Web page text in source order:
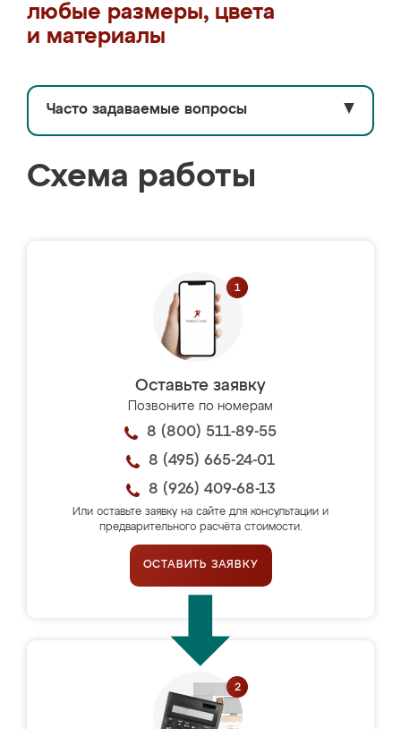
любые размеры, цвета
и материалы
Часто задаваемые вопросы ▼
Схема работы
Оставьте заявку
Позвоните по номерам
8 (800) 511-89-55
8 (495) 665-24-01
8 (926) 409-68-13
Или оставьте заявку на сайте для консультации и
предварительного расчёта стоимости.
ОСТАВИТЬ ЗАЯВКУ